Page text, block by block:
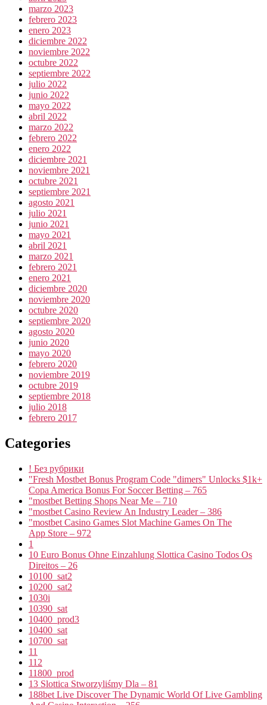
marzo 2023
febrero 2023
enero 2023
diciembre 2022
noviembre 2022
octubre 2022
septiembre 2022
julio 2022
junio 2022
mayo 2022
abril 2022
marzo 2022
febrero 2022
enero 2022
diciembre 2021
noviembre 2021
octubre 2021
septiembre 2021
agosto 2021
julio 2021
junio 2021
mayo 2021
abril 2021
marzo 2021
febrero 2021
enero 2021
diciembre 2020
noviembre 2020
octubre 2020
septiembre 2020
agosto 2020
junio 2020
mayo 2020
febrero 2020
noviembre 2019
octubre 2019
septiembre 2018
julio 2018
febrero 2017
Categories
! Без рубрики
"Fresh Mostbet Bonus Program Code "dimers" Unlocks $1k+
Copa America Bonus For Soccer Betting – 765
"mostbet Betting Shops Near Me – 710
"mostbet Casino Review An Industry Leader – 386
"‎mostbet Casino Games Slot Machine Games On The
App Store – 972
1
10 Euro Bonus Ohne Einzahlung Slottica Casino Todos Os
Direitos – 26
10100_sat2
10200_sat2
1030i
10390_sat
10400_prod3
10400_sat
10700_sat
11
112
11800_prod
13 Slottica Stworzyliśmy Dla – 81
188bet Live Discover The Dynamic World Of Live Gambling